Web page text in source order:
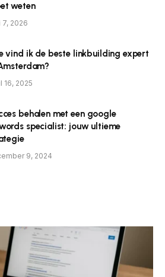
weten
7, 2026
vind ik de beste linkbuilding expert
16, 2025
behalen met een google
specialist: jouw ultieme
9, 2024